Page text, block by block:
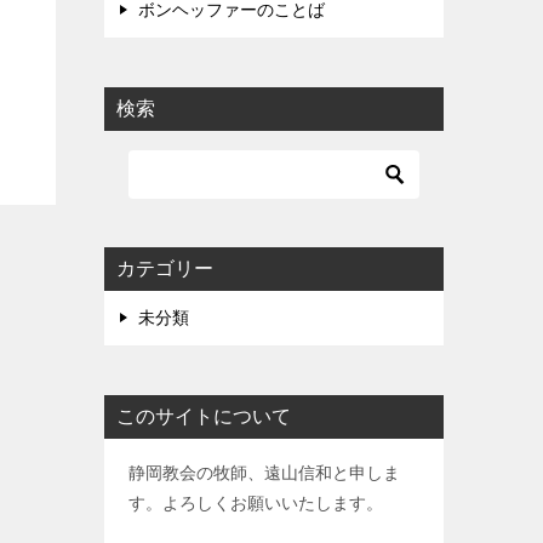
ボンヘッファーのことば
検索
カテゴリー
未分類
このサイトについて
静岡教会の牧師、遠山信和と申しま
す。よろしくお願いいたします。